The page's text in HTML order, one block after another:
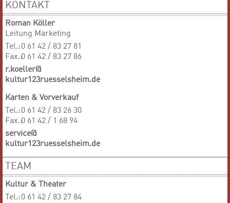
KONTAKT
Roman Köller
Leitung Marketing
Tel.:0 61 42 / 83 27 81
Fax.:0 61 42 / 83 27 86
r.koeller@
kultur123ruesselsheim.de
Karten & Vorverkauf
Tel.:0 61 42 / 83 26 30
Fax.:0 61 42 / 1 68 94
service@
kultur123ruesselsheim.de
TEAM
Kultur & Theater
Tel.:0 61 42 / 83 27 84